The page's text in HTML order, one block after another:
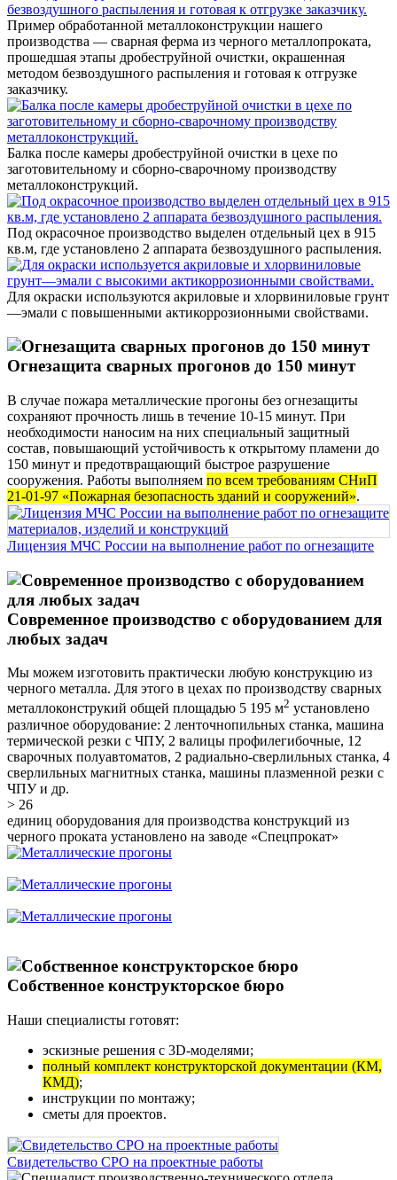
Пример обработанной металлоконструкции нашего
производства — сварная ферма из черного металлопроката,
прошедшая этапы дробеструйной очистки, окрашенная
методом безвоздушного распыления и готовая к отгрузке
заказчику.
Балка после камеры дробеструйной очистки в цехе по
заготовительному и сборно-сварочному производству
металлоконструкций.
Под окрасочное производство выделен отдельный цех в 915
кв.м, где установлено 2 аппарата безвоздушного распыления.
Для окраски используются акриловые и хлорвиниловые грунт
—эмали с повышенными актикоррозионными свойствами.
Огнезащита сварных прогонов до 150 минут
В случае пожара металлические прогоны без огнезащиты
сохраняют прочность лишь в течение 10-15 минут. При
необходимости наносим на них специальный защитный
состав, повышающий устойчивость к открытому пламени до
150 минут и предотвращающий быстрое разрушение
сооружения. Работы выполняем по всем требованиям СНиП
21-01-97 «Пожарная безопасность зданий и сооружений».
Лицензия МЧС России на выполнение работ по огнезащите
Современное производство с оборудованием для
любых задач
Мы можем изготовить практически любую конструкцию из
черного металла. Для этого в цехах по производству сварных
металлоконструкий общей площадью 5 195 м2 установлено
различное оборудование: 2 ленточнопильных станка, машина
термической резки с ЧПУ, 2 валицы профилегибочные, 12
сварочных полуавтоматов, 2 радиально-сверлильных станка, 4
сверлильных магнитных станка, машины плазменной резки с
ЧПУ и др.
> 26
единиц оборудования для производства конструкций из
черного проката установлено на заводе «Спецпрокат»
Собственное конструкторское бюро
Наши специалисты готовят:
эскизные решения с 3D-моделями;
полный комплект конструкторской документации (КМ,
КМД);
инструкции по монтажу;
сметы для проектов.
Свидетельство СРО на проектные работы